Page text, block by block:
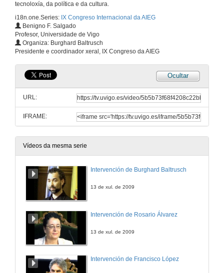
tecnoloxía, da política e da cultura.
i18n.one.Series: IX Congreso Internacional da AIEG
Benigno F. Salgado
Profesor, Universidade de Vigo
Organiza: Burghard Baltrusch
Presidente e coordinador xeral, IX Congreso da AIEG
Ocultar
URL:
IFRAME:
Vídeos da mesma serie
Intervención de Burghard Baltrusch
13 de xul. de 2009
Intervención de Rosario Álvarez
13 de xul. de 2009
Intervención de Francisco López